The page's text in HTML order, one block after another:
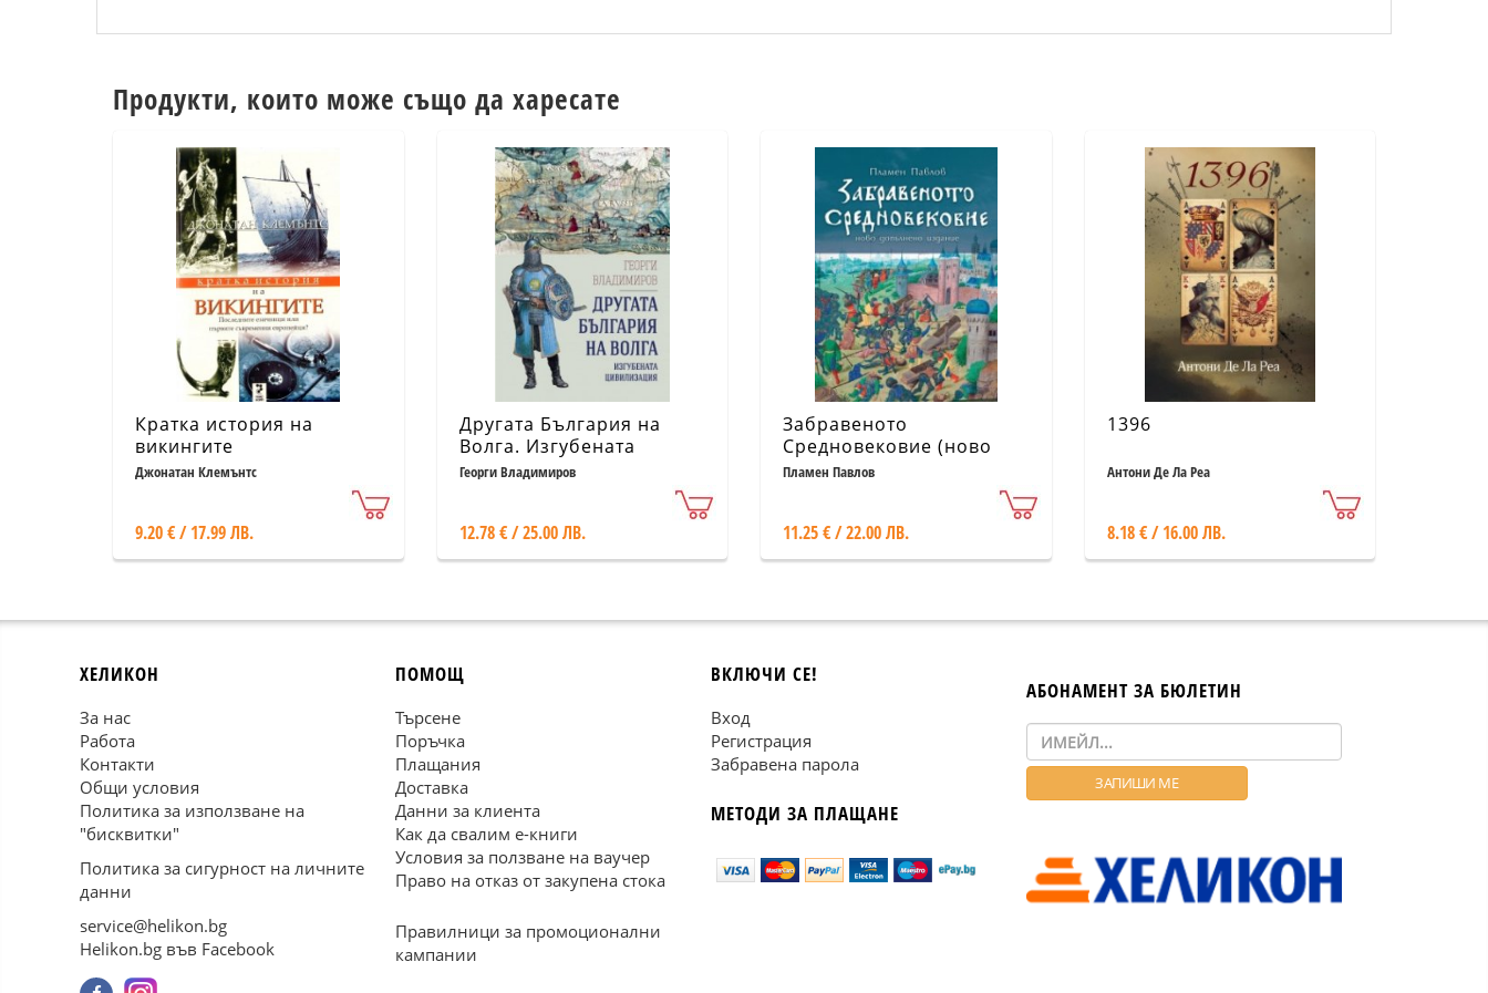
Продукти, които може също да харесате
Кратка история на
викингите
Джонатан Клемънтс
9.20 € / 17.99 ЛВ.
Другата България на
Волга. Изгубената
цивилизация
Георги Владимиров
12.78 € / 25.00 ЛВ.
Забравеното
Средновековие (ново
допълнено издание)
Пламен Павлов
11.25 € / 22.00 ЛВ.
1396
Антони Де Ла Реа
8.18 € / 16.00 ЛВ.
ХЕЛИКОН
За нас
Работа
Контакти
Общи условия
Политика за използване на
"бисквитки"
Политика за сигурност на личните
данни
service@helikon.bg
Helikon.bg във Facebook
ПОМОЩ
Търсене
Поръчка
Плащания
Доставка
Данни за клиента
Как да свалим е-книги
Условия за ползване на ваучер
Право на отказ от закупена стока
Правилници за промоционални
кампании
ВКЛЮЧИ СЕ!
Вход
Регистрация
Забравена парола
МЕТОДИ ЗА ПЛАЩАНЕ
АБОНАМЕНТ ЗА БЮЛЕТИН